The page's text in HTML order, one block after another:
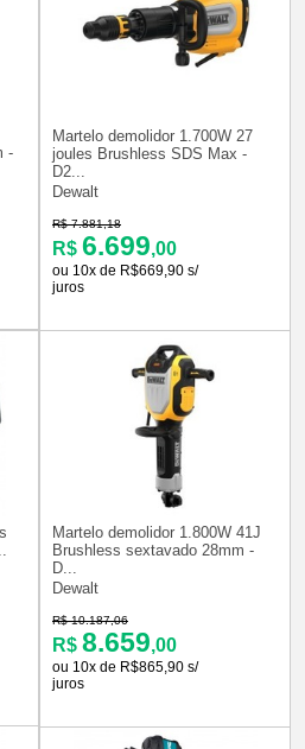
-
Martelo demolidor 1.700W 27
joules Brushless SDS Max -
D2...
Dewalt
R$ 7.881,18
R$ 6.699,00
ou 10x de R$669,90 s/
juros
Martelo demolidor 1.800W 41J
Brushless sextavado 28mm -
D...
Dewalt
R$ 10.187,06
R$ 8.659,00
ou 10x de R$865,90 s/
juros